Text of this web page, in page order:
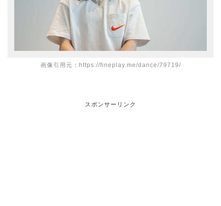
画像引用元：https://fineplay.me/dance/79719/
スポンサーリンク